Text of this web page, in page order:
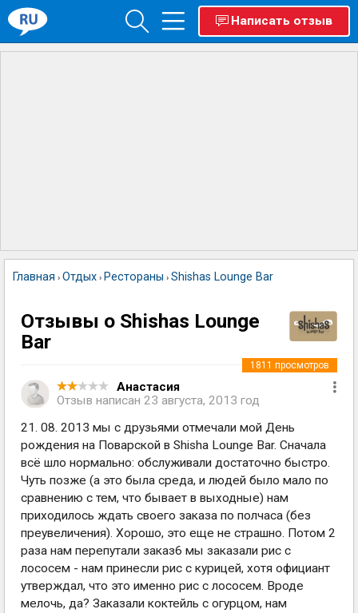
Написать отзыв
Главная › Отдых › Рестораны › Shishas Lounge Bar
Отзывы о Shishas Lounge
Bar
Анастасия
Отзыв написан 23 августа, 2013 год
1811 просмотров
21. 08. 2013 мы с друзьями отмечали мой День
рождения на Поварской в Shisha Lounge Bar. Сначала
всё шло нормально: обслуживали достаточно быстро.
Чуть позже (а это была среда, и людей было мало по
сравнению с тем, что бывает в выходные) нам
приходилось ждать своего заказа по полчаса (без
преувеличения). Хорошо, это еще не страшно. Потом 2
раза нам перепутали заказ6 мы заказали рис с
лососем - нам принесли рис с курицей, хотя официант
утверждал, что это именно рис с лососем. Вроде
мелочь, да? Заказали коктейль с огурцом, нам